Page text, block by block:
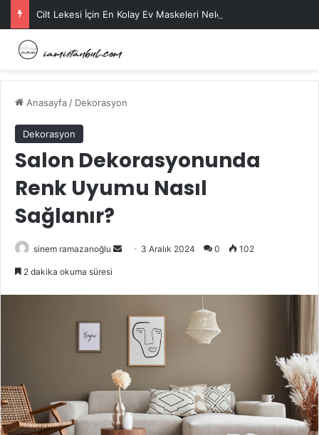
Cilt Lekesi İçin En Kolay Ev Maskeleri Nelerdir?
Anasayfa / Dekorasyon
Dekorasyon
Salon Dekorasyonunda
Renk Uyumu Nasıl
Sağlanır?
sinem ramazanoğlu
Bir
3 Aralık 2024 0 102
2 dakika okuma süresi